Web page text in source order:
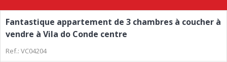
Fantastique appartement de 3 chambres à coucher à
vendre à Vila do Conde centre
Ref.: VC04204